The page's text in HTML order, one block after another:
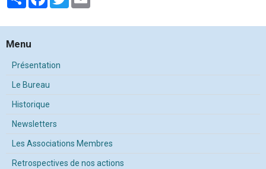
Menu
Présentation
Le Bureau
Historique
Newsletters
Les Associations Membres
Retrospectives de nos actions